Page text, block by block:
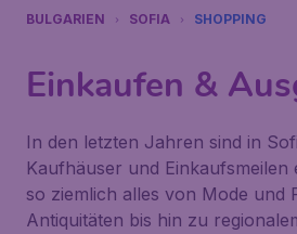
BULGARIEN SOFIA SHOPPING
Einkaufen &
In den letzten Jahren sind in
Kaufhäuser und Einkaufsmeilen
so ziemlich alles von Mode und
Antiquitäten bis hin zu